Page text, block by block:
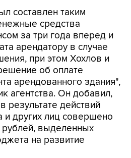
составлен таким
средства
за три года вперед и
арендатору в случае
при этом Хохлов и
об оплате
арендованного здания",
агентства. Он добавил,
результате действий
и других лиц совершено
выделенных
на развитие